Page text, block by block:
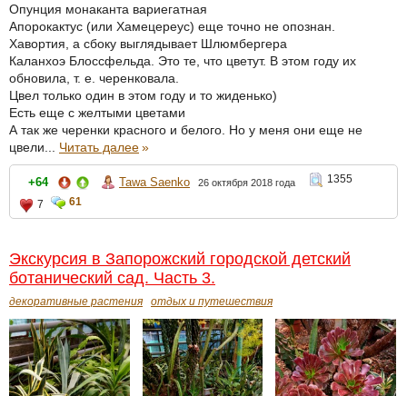
Опунция монаканта вариегатная
Апорокактус (или Хамецереус) еще точно не опознан.
Хавортия, а сбоку выглядывает Шлюмбергера
Каланхоэ Блоссфельда. Это те, что цветут. В этом году их
обновила, т. е. черенковала.
Цвел только один в этом году и то жиденько)
Есть еще с желтыми цветами
А так же черенки красного и белого. Но у меня они еще не
цвели... Читать далее»
+64 Tawa Saenko 26 октября 2018 года
1355
7
61
Экскурсия в Запорожский городской детский
ботанический сад. Часть 3.
декоративные растения отдых и путешествия